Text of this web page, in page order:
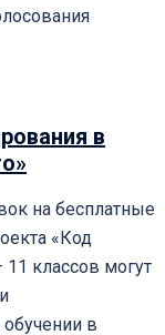
в
на бесплатные
«Код
классов могут
в